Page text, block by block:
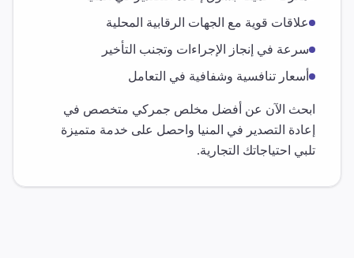
علاقات قوية مع الجهات الرقابية المحلية
سرعة في إنجاز الإجراءات وتجنب التأخير
أسعار تنافسية وشفافية في التعامل
ابحث الآن عن أفضل مخلص جمركي متخصص في
إعادة التصدير في المنيا واحصل على خدمة متميزة
تلبي احتياجاتك التجارية.